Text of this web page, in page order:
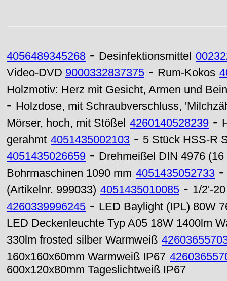
4056489345268 - Desinfektionsmittel
Video-DVD 9000332837375 - Rum-Kokos
Holzmotiv: Herz mit Gesicht, Armen und
- Holzdose, mit Schraubverschluss,
Mörser, hoch, mit Stößel 4260140528239 -
gerahmt 4051435002103 - 5 Stück HSS-R
4051435026659 - Drehmeißel DIN 4976
Bohrmaschinen 1090 mm 4051435052733
(Artikelnr. 999033) 4051435010085 - 1/2'-
4260339996245 - LED Baylight (IPL) 80W
LED Deckenleuchte Typ A05 18W 1400lm
330lm frosted silber Warmweiß
160x160x60mm Warmweiß IP67
600x120x80mm Tageslichtweiß IP67